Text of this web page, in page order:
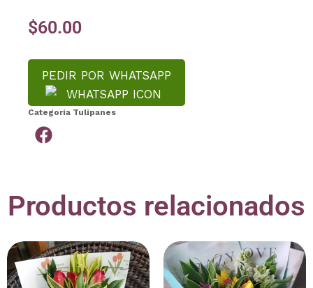
$60.00
PEDIR POR WHATSAPP
Categoria Tulipanes
Productos relacionados